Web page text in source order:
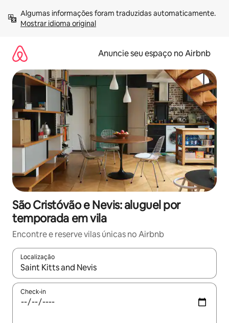
para
Mostrar idioma original
Anuncie seu espaço no Airbnb
São Cristóvão e Nevis: aluguel por
temporada em vila
Encontre e reserve vilas únicas no Airbnb
Localização
Quando os resultados estiverem disponíveis, explore-os
Check-in